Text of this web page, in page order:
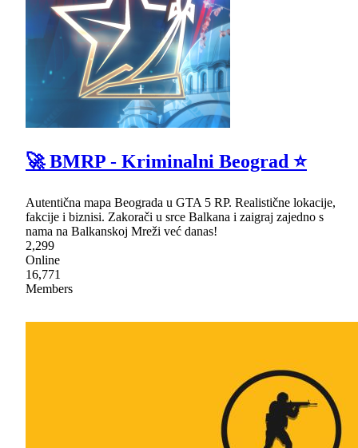
🚀 BMRP - Kriminalni Beograd ⭐
Autentična mapa Beograda u GTA 5 RP. Realistične lokacije,
fakcije i biznisi. Zakorači u srce Balkana i zaigraj zajedno s
nama na Balkanskoj Mreži već danas!
2,299
Online
16,771
Members